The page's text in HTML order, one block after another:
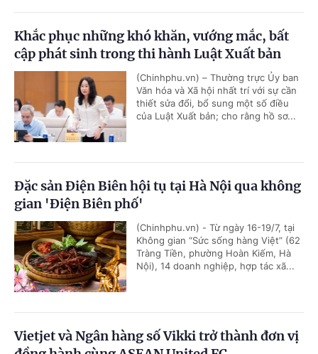
Khắc phục những khó khăn, vướng mắc, bất
cập phát sinh trong thi hành Luật Xuất bản
(Chinhphu.vn) – Thường trực Ủy ban
Văn hóa và Xã hội nhất trí với sự cần
thiết sửa đổi, bổ sung một số điều
của Luật Xuất bản; cho rằng hồ sơ...
Đặc sản Điện Biên hội tụ tại Hà Nội qua không
gian 'Điện Biên phố'
(Chinhphu.vn) - Từ ngày 16-19/7, tại
Không gian “Sức sống hàng Việt” (62
Tràng Tiền, phường Hoàn Kiếm, Hà
Nội), 14 doanh nghiệp, hợp tác xã...
Vietjet và Ngân hàng số Vikki trở thành đơn vị